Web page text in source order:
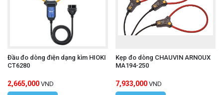
Đầu đo dòng điện dạng kìm HIOKI
CT6280
2,665,000 VND
Kẹp đo dòng CHAUVIN ARNOUX
MA194-250
7,933,000 VND